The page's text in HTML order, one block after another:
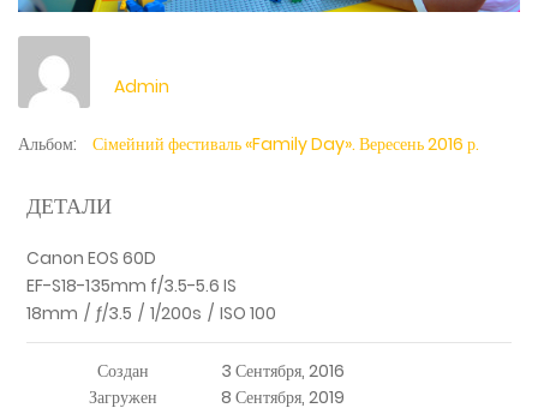
Admin
Альбом: Сімейний фестиваль «Family Day». Вересень 2016 р.
ДЕТАЛИ
Canon EOS 60D
EF-S18-135mm f/3.5-5.6 IS
18mm / ƒ/3.5 / 1/200s / ISO 100
Создан
3 Сентября, 2016
Загружен
8 Сентября, 2019